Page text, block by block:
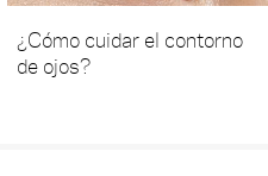
¿Cómo cuidar el contorno
de ojos?